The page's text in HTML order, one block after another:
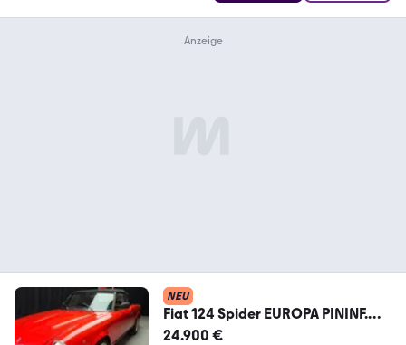
NEU
Fiat 124 Spider EUROPA PININF.
ASI CON CRS
24.900 €